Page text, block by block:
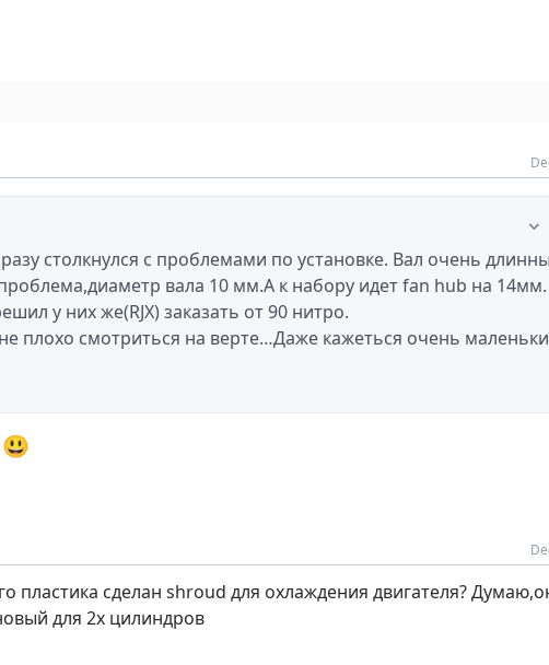
столкнулся с проблемами по установке. Вал очень
вала 10 мм.А к набору идет fan hub на 14мм.
у них же(RJX) заказать от 90 нитро.
плохо смотриться на верте…Даже кажеться очень
😃
пластика сделан shroud для охлаждения двигателя?
для 2х цилиндров